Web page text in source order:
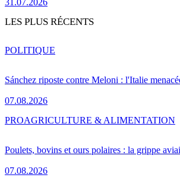
LES PLUS RÉCENTS
Sánchez riposte contre Meloni : l'Italie
07.08.2026
POLITIQUE
Poulets, bovins et ours polaires : la grippe
07.08.2026
PROAGRICULTURE & ALIMENTATION